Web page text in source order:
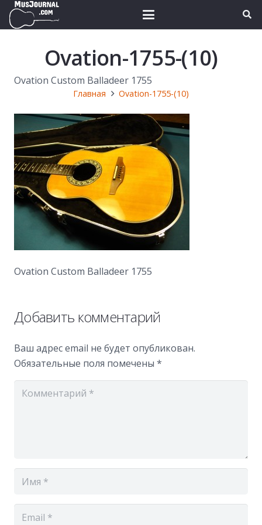
Ovation-1755-(10)
Ovation Custom Balladeer 1755
Главная Ovation-1755-(10)
Ovation Custom Balladeer 1755
Добавить комментарий
Ваш адрес email не будет опубликован.
Обязательные поля помечены *